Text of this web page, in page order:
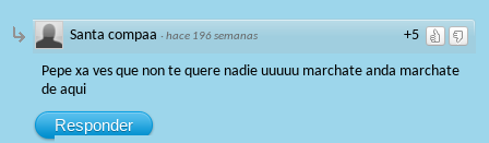
+5
Santa compaa ·hace 196 semanas
Pepe xa ves que non te quere nadie uuuuu marchate anda marchate
de aqui
Responder